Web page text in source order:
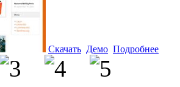
Скачать Демо Подробнее